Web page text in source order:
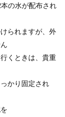
の水が配布され
られますが、外
くときは、貴重
かり固定され